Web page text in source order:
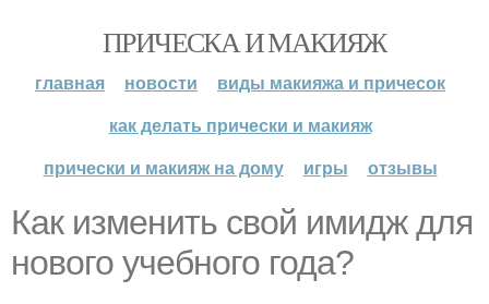
ПРИЧЕСКА И МАКИЯЖ
главная новости
виды макияжа и причесок
как делать прически и макияж
прически и макияж на дому
игры отзывы
Как изменить свой имидж для
нового учебного года?